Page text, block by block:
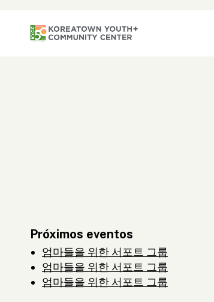
Próximos eventos
엄마들을 위한 서포트 그룹
엄마들을 위한 서포트 그룹
엄마들을 위한 서포트 그룹